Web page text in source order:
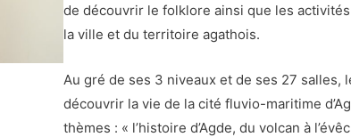
de découvrir le folklore ainsi que les
la ville et du territoire agathois.
Au gré de ses 3 niveaux et de ses 27 salles,
découvrir la vie de la cité fluvio-maritime
thèmes : « l’histoire d’Agde, du volcan à